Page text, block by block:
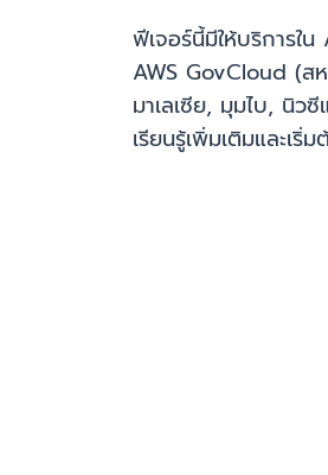
ฟีเจอร์นี้มีให้บริการใ
AWS GovCloud (ส
มาเลเซีย, มุมไบ, นิว
เรียนรู้เพิ่มเติมและเริ่